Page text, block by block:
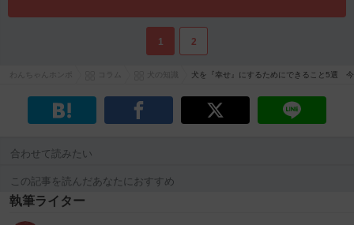
1 2
犬を『幸せ』にするためにできること5選
合わせて読みたい
この記事を読んだあなたにおすすめ
執筆ライター